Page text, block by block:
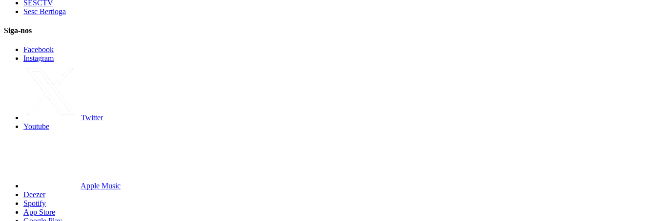
SESCTV
Sesc Bertioga
Siga-nos
Facebook
Instagram
Twitter
Youtube
Apple Music
Deezer
Spotify
App Store